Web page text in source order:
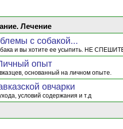
Лечение
с собакой...
и вы хотите ее усыпить. НЕ
опыт
основанный на личном опыте.
овчарки
условий содержания и т.д